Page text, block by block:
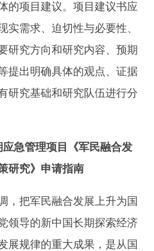
的项目建议。项目建议书应
实需求、迫切性与必要性、
研究方向和研究内容、预期
提出明确具体的观点、证据
研究基础和研究队伍进行分
应急管理项目《军民融合发
研究》申请指南
把军民融合发展上升为国
领导的新中国长期探索经济
展规律的重大成果，是从国